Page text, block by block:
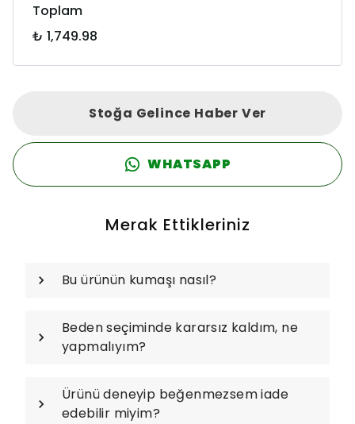
Toplam
₺ 1,749.98
Stoğa Gelince Haber Ver
WHATSAPP
Merak Ettikleriniz
Bu ürünün kumaşı nasıl?
Beden seçiminde kararsız kaldım, ne
yapmalıyım?
Ürünü deneyip beğenmezsem iade
edebilir miyim?